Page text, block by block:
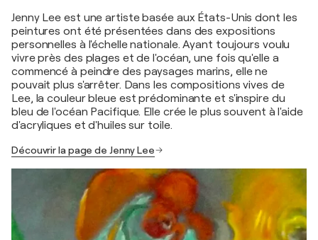
Jenny Lee est une artiste basée aux États-Unis dont les
peintures ont été présentées dans des expositions
personnelles à l'échelle nationale. Ayant toujours voulu
vivre près des plages et de l'océan, une fois qu'elle a
commencé à peindre des paysages marins, elle ne
pouvait plus s'arrêter. Dans les compositions vives de
Lee, la couleur bleue est prédominante et s'inspire du
bleu de l'océan Pacifique. Elle crée le plus souvent à l'aide
d'acryliques et d'huiles sur toile.
Découvrir la page de Jenny Lee